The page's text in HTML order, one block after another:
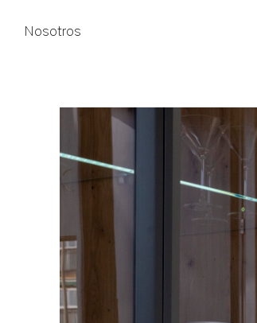
Nosotros